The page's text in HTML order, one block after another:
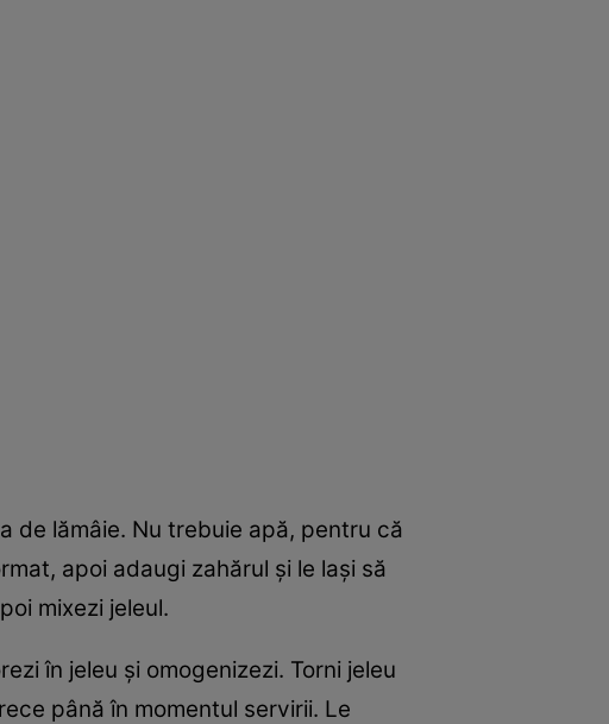
de lămâie. Nu trebuie apă, pentru că
apoi adaugi zahărul și le lași să
mixezi jeleul.
în jeleu și omogenizezi. Torni jeleu
până în momentul servirii. Le